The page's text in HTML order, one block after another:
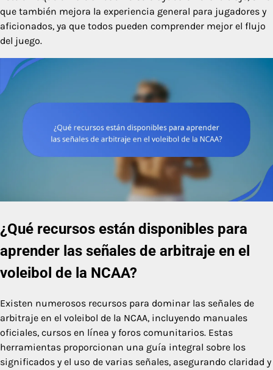
que también mejora la experiencia general para jugadores y
aficionados, ya que todos pueden comprender mejor el flujo
del juego.
¿Qué recursos están disponibles para
aprender las señales de arbitraje en el
voleibol de la NCAA?
Existen numerosos recursos para dominar las señales de
arbitraje en el voleibol de la NCAA, incluyendo manuales
oficiales, cursos en línea y foros comunitarios. Estas
herramientas proporcionan una guía integral sobre los
significados y el uso de varias señales, asegurando claridad y